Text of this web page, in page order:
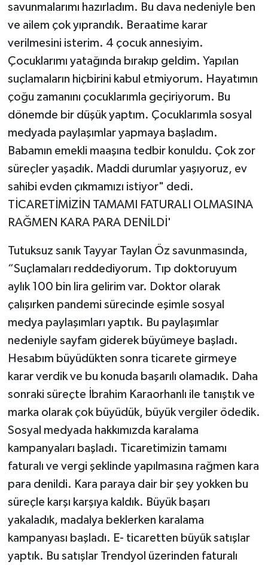
savunmalarımı hazırladım. Bu dava nedeniyle ben
ve ailem çok yıprandık. Beraatime karar
verilmesini isterim. 4 çocuk annesiyim.
Çocuklarımı yatağında bırakıp geldim. Yapılan
suçlamaların hiçbirini kabul etmiyorum. Hayatımın
çoğu zamanını çocuklarımla geçiriyorum. Bu
dönemde bir düşük yaptım. Çocuklarımla sosyal
medyada paylaşımlar yapmaya başladım.
Babamın emekli maaşına tedbir konuldu. Çok zor
süreçler yaşadık. Maddi durumlar yaşıyoruz, ev
sahibi evden çıkmamızı istiyor" dedi.
TİCARETİMİZİN TAMAMI FATURALI OLMASINA
RAĞMEN KARA PARA DENİLDİ'
Tutuksuz sanık Tayyar Taylan Öz savunmasında,
“Suçlamaları reddediyorum. Tıp doktoruyum
aylık 100 bin lira gelirim var. Doktor olarak
çalışırken pandemi sürecinde eşimle sosyal
medya paylaşımları yaptık. Bu paylaşımlar
nedeniyle sayfam giderek büyümeye başladı.
Hesabım büyüdükten sonra ticarete girmeye
karar verdik ve bu konuda başarılı olamadık. Daha
sonraki süreçte İbrahim Karaorhanlı ile tanıştık ve
marka olarak çok büyüdük, büyük vergiler ödedik.
Sosyal medyada hakkımızda karalama
kampanyaları başladı. Ticaretimizin tamamı
faturalı ve vergi şeklinde yapılmasına rağmen kara
para denildi. Kara paraya dair bir şey yokken bu
süreçle karşı karşıya kaldık. Büyük başarı
yakaladık, madalya beklerken karalama
kampanyası başladı. E- ticaretten büyük satışlar
yaptık. Bu satışlar Trendyol üzerinden faturalı